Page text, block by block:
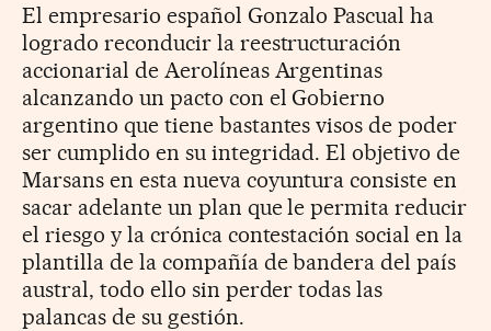
El empresario español Gonzalo Pascual ha
logrado reconducir la reestructuración
accionarial de Aerolíneas Argentinas
alcanzando un pacto con el Gobierno
argentino que tiene bastantes visos de poder
ser cumplido en su integridad. El objetivo de
Marsans en esta nueva coyuntura consiste en
sacar adelante un plan que le permita reducir
el riesgo y la crónica contestación social en la
plantilla de la compañía de bandera del país
austral, todo ello sin perder todas las
palancas de su gestión.